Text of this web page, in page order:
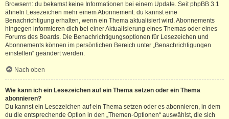
Browsern: du bekamst keine Informationen bei einem Update. Seit phpBB 3.1
ähneln Lesezeichen mehr einem Abonnement: du kannst eine
Benachrichtigung erhalten, wenn ein Thema aktualisiert wird. Abonnements
hingegen informieren dich bei einer Aktualisierung eines Themas oder eines
Forums des Boards. Die Benachrichtigungsoptionen für Lesezeichen und
Abonnements können im persönlichen Bereich unter „Benachrichtigungen
einstellen“ geändert werden.
Nach oben
Wie kann ich ein Lesezeichen auf ein Thema setzen oder ein Thema
abonnieren?
Du kannst ein Lesezeichen auf ein Thema setzen oder es abonnieren, in dem
du die entsprechende Option in den „Themen-Optionen“ auswählst, die sich